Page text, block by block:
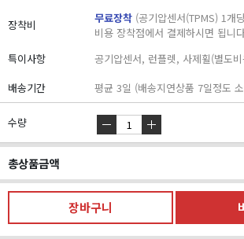
장착비 무료장착 (공기압센서(TPMS) 1개
비용 장착점에서 결제하시면 됩니
특이사항
공기압센서, 런플렛, 사제휠(별도
배송기간
평균 3일 (배송지연상품 7일정도
수량
총상품금액